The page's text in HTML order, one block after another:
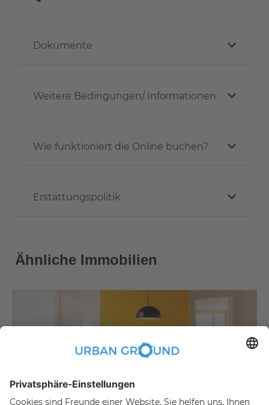
Dokumente
Weitere Bedingungen/ Informationen
Wie funktioniert die Online buchen?
Erstattungspolitik
Ähnliche Immobilien
€479,00 per month